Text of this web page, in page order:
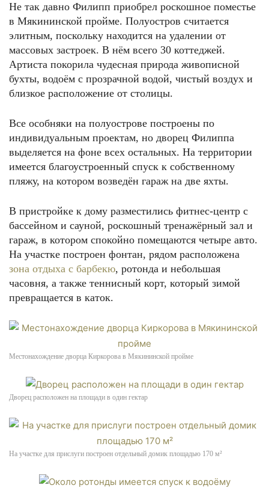
Не так давно Филипп приобрел роскошное поместье
в Мякининской пройме. Полуостров считается
элитным, поскольку находится на удалении от
массовых застроек. В нём всего 30 коттеджей.
Артиста покорила чудесная природа живописной
бухты, водоём с прозрачной водой, чистый воздух и
близкое расположение от столицы.
Все особняки на полуострове построены по
индивидуальным проектам, но дворец Филиппа
выделяется на фоне всех остальных. На территории
имеется благоустроенный спуск к собственному
пляжу, на котором возведён гараж на две яхты.
В пристройке к дому разместились фитнес-центр с
бассейном и сауной, роскошный тренажёрный зал и
гараж, в котором спокойно помещаются четыре авто.
На участке построен фонтан, рядом расположена
зона отдыха с барбекю, ротонда и небольшая
часовня, а также теннисный корт, который зимой
превращается в каток.
Местонахождение дворца Киркорова в Мякининской пройме
Дворец расположен на площади в один гектар
На участке для прислуги построен отдельный домик площадью 170 м²